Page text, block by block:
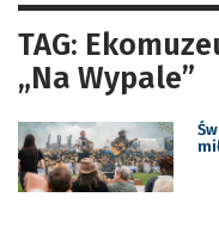
TAG:
„Na Wypale”